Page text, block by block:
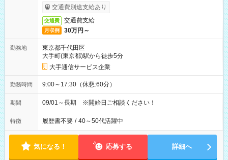
交通費別途支給あり
交通費 交通費支給
月収例 30万円～
勤務地
東京都千代田区
大手町(東京都)駅から徒歩5分
大手通信サービス企業
勤務時間 9:00～17:30（休憩:60分）
期間 09/01～長期 ※開始日ご相談ください！
特徴 履歴書不要 / 40～50代活躍中
気になる！ 応募する 詳細へ